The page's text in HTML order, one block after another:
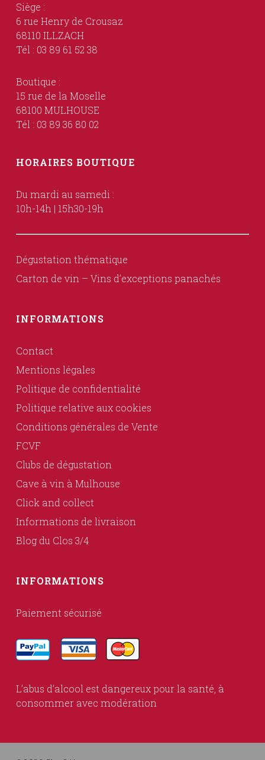
Siège :
6 rue Henry de Crousaz
68110 ILLZACH
Tél : 03 89 61 52 38
Boutique :
15 rue de la Moselle
68100 MULHOUSE
Tél : 03 89 36 80 02
HORAIRES BOUTIQUE
Du mardi au samedi :
10h-14h | 15h30-19h
Dégustation thématique
Carton de vin – Vins d’exceptions panachés
INFORMATIONS
Contact
Mentions légales
Politique de confidentialité
Politique relative aux cookies
Conditions générales de Vente
FCVF
Clubs de dégustation
Cave à vin à Mulhouse
Click and collect
Informations de livraison
Blog du Clos 3/4
INFORMATIONS
Paiement sécurisé
L’abus d’alcool est dangereux pour la santé, à
consommer avec modération